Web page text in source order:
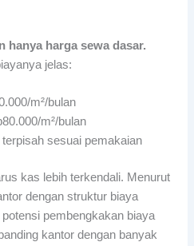
hanya harga sewa dasar.
jelas:
m²/bulan
m²/bulan
terpisah sesuai pemakaian
kas lebih terkendali. Menurut
dengan struktur biaya
pembengkakan biaya
kantor dengan banyak